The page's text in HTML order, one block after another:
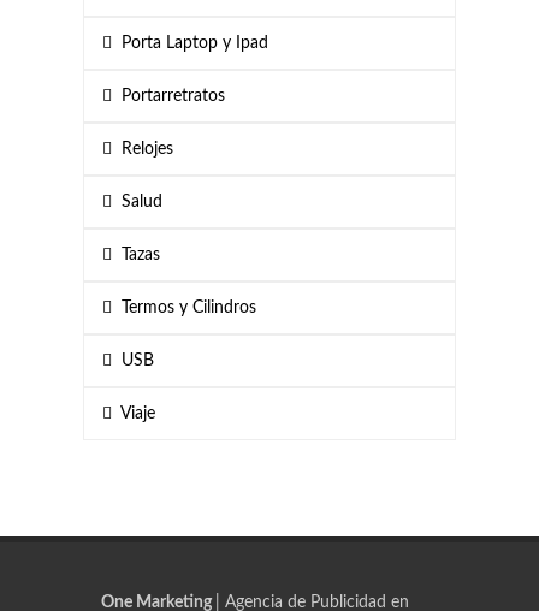
Porta Laptop y Ipad
Portarretratos
Relojes
Salud
Tazas
Termos y Cilindros
USB
Viaje
One Marketing
| Agencia de Publicidad en